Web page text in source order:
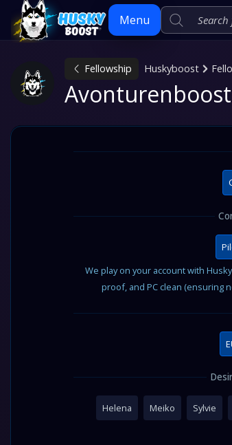
Menu
Skip
Fellowship Huskyboost
We play on your account with
proof, and PC clean (ensuring
Helena Meiko Sylvie